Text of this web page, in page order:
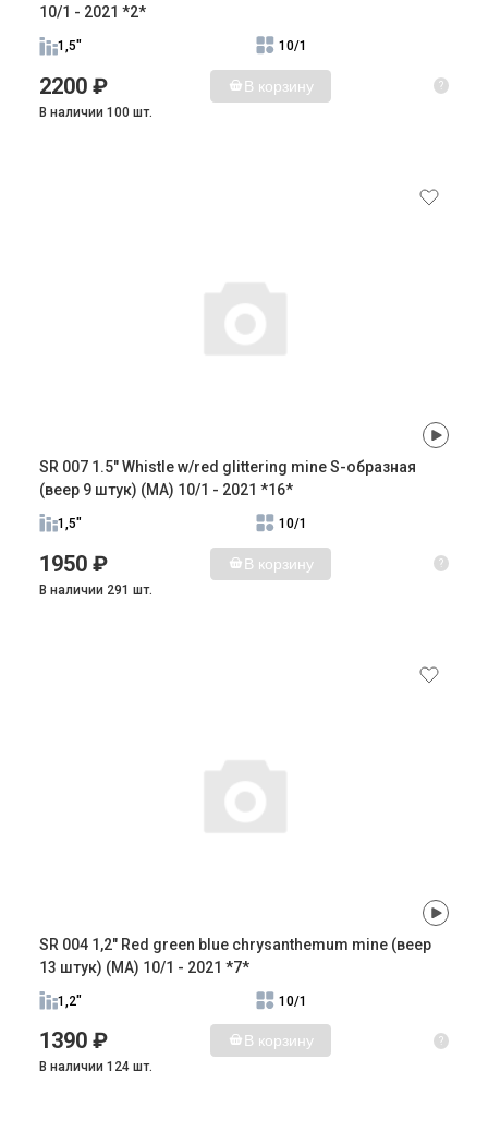
10/1 - 2021 *2*
1,5" 10/1
2200 ₽ В корзину ?
В наличии 100 шт.
SR 007 1.5" Whistle w/red glittering mine S-образная
(веер 9 штук) (MA) 10/1 - 2021 *16*
1,5" 10/1
1950 ₽ В корзину ?
В наличии 291 шт.
SR 004 1,2" Red green blue chrysanthemum mine (веер
13 штук) (MA) 10/1 - 2021 *7*
1,2" 10/1
1390 ₽ В корзину ?
В наличии 124 шт.